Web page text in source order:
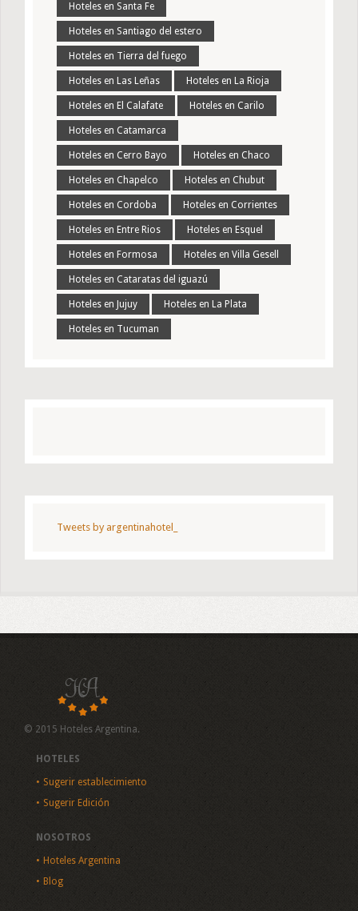
Hoteles en Santa Fe
Hoteles en Santiago del estero
Hoteles en Tierra del fuego
Hoteles en Las Leñas Hoteles en La Rioja
Hoteles en El Calafate Hoteles en Carilo
Hoteles en Catamarca
Hoteles en Cerro Bayo Hoteles en Chaco
Hoteles en Chapelco Hoteles en Chubut
Hoteles en Cordoba Hoteles en Corrientes
Hoteles en Entre Rios Hoteles en Esquel
Hoteles en Formosa Hoteles en Villa Gesell
Hoteles en Cataratas del iguazú
Hoteles en Jujuy Hoteles en La Plata
Hoteles en Tucuman
Tweets by argentinahotel_
© 2015 Hoteles Argentina.
HOTELES
Sugerir establecimiento
Sugerir Edición
NOSOTROS
Hoteles Argentina
Blog